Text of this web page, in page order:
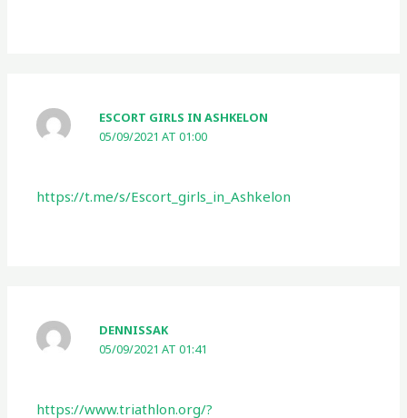
ESCORT GIRLS IN ASHKELON
05/09/2021 AT 01:00
https://t.me/s/Escort_girls_in_Ashkelon
DENNISSAK
05/09/2021 AT 01:41
https://www.triathlon.org/?